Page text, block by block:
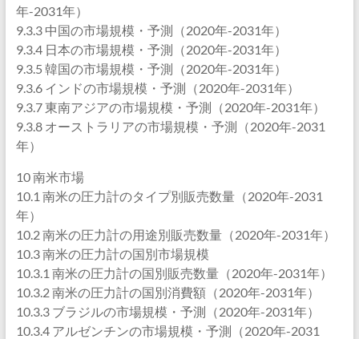
年-2031年）
9.3.3 中国の市場規模・予測（2020年-2031年）
9.3.4 日本の市場規模・予測（2020年-2031年）
9.3.5 韓国の市場規模・予測（2020年-2031年）
9.3.6 インドの市場規模・予測（2020年-2031年）
9.3.7 東南アジアの市場規模・予測（2020年-2031年）
9.3.8 オーストラリアの市場規模・予測（2020年-2031
年）
10 南米市場
10.1 南米の圧力計のタイプ別販売数量（2020年-2031
年）
10.2 南米の圧力計の用途別販売数量（2020年-2031年）
10.3 南米の圧力計の国別市場規模
10.3.1 南米の圧力計の国別販売数量（2020年-2031年）
10.3.2 南米の圧力計の国別消費額（2020年-2031年）
10.3.3 ブラジルの市場規模・予測（2020年-2031年）
10.3.4 アルゼンチンの市場規模・予測（2020年-2031